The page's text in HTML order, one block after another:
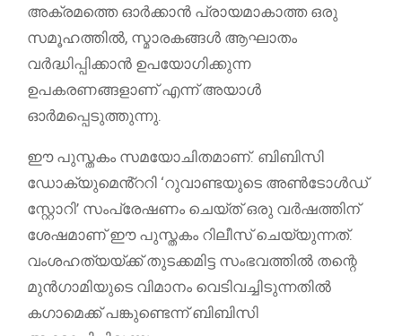
അക്രമത്തെ ഓർക്കാൻ പ്രായമാകാത്ത ഒരു
സമൂഹത്തിൽ, സ്മാരകങ്ങൾ ആഘാതം
വർദ്ധിപ്പിക്കാൻ ഉപയോഗിക്കുന്ന
ഉപകരണങ്ങളാണ് എന്ന് അയാൾ
ഓർമപ്പെടുത്തുന്നു.
ഈ പുസ്തകം സമയോചിതമാണ്. ബിബിസി
ഡോക്യുമെൻ്ററി ‘റുവാണ്ടയുടെ അൺടോൾഡ്
സ്റ്റോറി’ സംപ്രേഷണം ചെയ്ത് ഒരു വർഷത്തിന്
ശേഷമാണ് ഈ പുസ്തകം റിലീസ് ചെയ്യുന്നത്.
വംശഹത്യയ്ക്ക് തുടക്കമിട്ട സംഭവത്തിൽ തന്റെ
മുൻഗാമിയുടെ വിമാനം വെടിവച്ചിടുന്നതിൽ
കഗാമെക്ക് പങ്കുണ്ടെന്ന് ബിബിസി